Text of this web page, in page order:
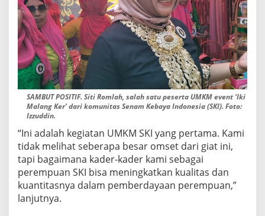
SAMBUT POSITIF. Siti Romlah, salah satu peserta UMKM event ‘Iki
Malang Ker’ dari komunitas Senam Kebaya Indonesia (SKI). Foto:
Izzuddin.
“Ini adalah kegiatan UMKM SKI yang pertama. Kami
tidak melihat seberapa besar omset dari giat ini,
tapi bagaimana kader-kader kami sebagai
perempuan SKI bisa meningkatkan kualitas dan
kuantitasnya dalam pemberdayaan perempuan,”
lanjutnya.